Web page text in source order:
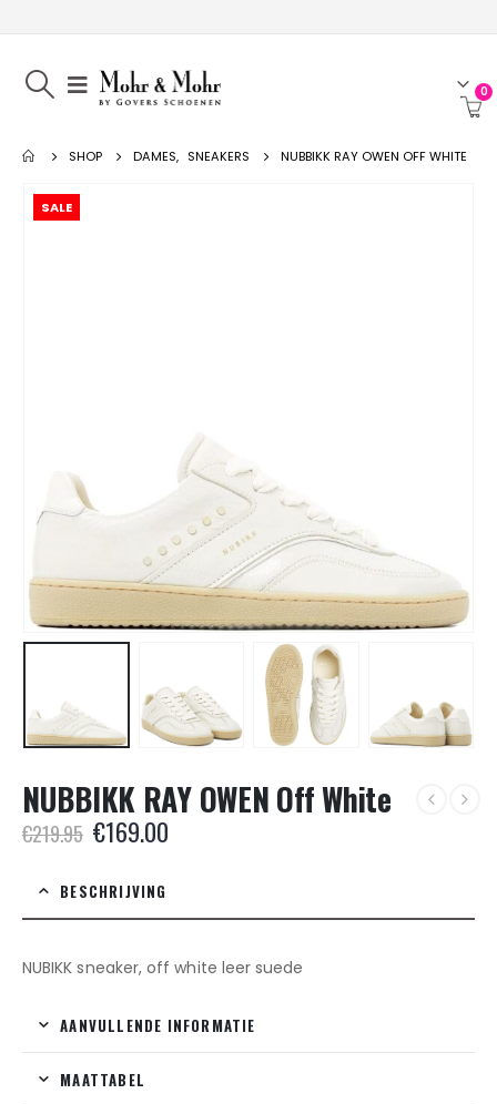
0
SHOP DAMES, SNEAKERS NUBBIKK RAY OWEN OFF WHITE
SALE
NUBBIKK RAY OWEN Off White
€219.95 Oorspronkelijke
prijs
was:
€219.95.
€169.00Huidige
BESCHRIJVING
NUBIKK sneaker, off white leer suede
AANVULLENDE INFORMATIE
MAATTABEL